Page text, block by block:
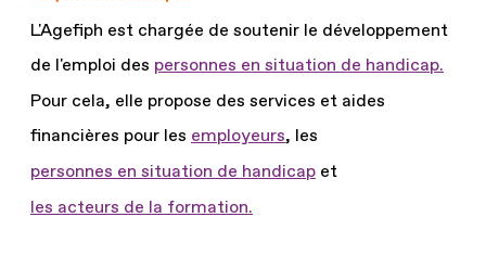
L'Agefiph est chargée de soutenir le développement
de l'emploi des personnes en situation de handicap.
Pour cela, elle propose des services et aides
financières pour les employeurs, les
personnes en situation de handicap et
les acteurs de la formation.